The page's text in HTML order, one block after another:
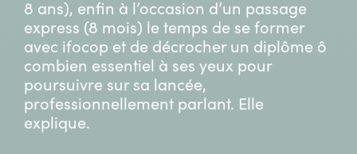
8 ans), enfin à l’occasion d’un passage
express (8 mois) le temps de se former
avec ifocop et de décrocher un diplôme ô
combien essentiel à ses yeux pour
poursuivre sur sa lancée,
professionnellement parlant. Elle
explique.